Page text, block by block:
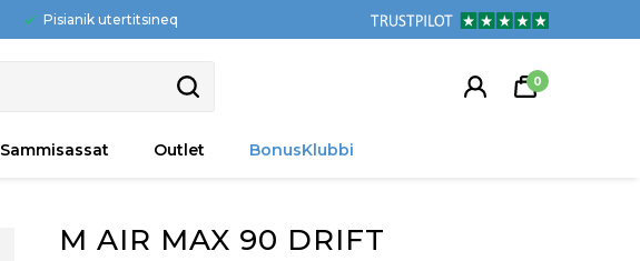
Pisianik utertitsineq
0
Sammisassat Outlet BonusKlubbi
M AIR MAX 90 DRIFT